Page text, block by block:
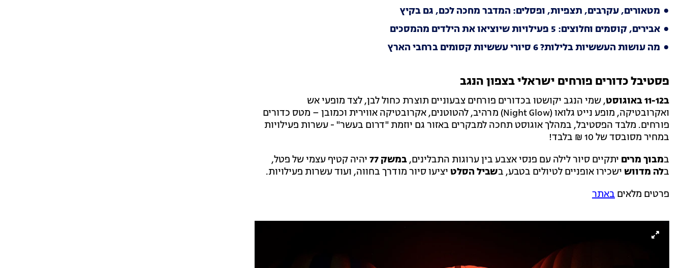
מטאורים, עקרבים, תצפיות, ופסלים: המדבר מחכה לכם, גם בקיץ
אבירים, קוסמים וחלוצים: 5 פעילויות שיוציאו את הילדים מהמסכים
מה עושות העששיות בלילות? 6 סיורי עששיות קסומים ברחבי הארץ
פסטיבל כדורים פורחים ישראלי בצפון הנגב
ב11-12 באוגוסט
, שמי הנגב יקושטו בכדורים פורחים צבעוניים תוצרת כחול לבן, לצד מופעי אש
ואקרובטיקה, מופע נייט גלואו (Night Glow) מרהיב, להטוטנים, אקרובטיקה אווירית וכמובן – מטס כדורים
פורחים. מלבד הפסטיבל, במהלך אוגוסט תחכה למבקרים באזור גם יוזמת "דרום בעשר" - עשרות פעילויות
במחיר מסובסד של 10 ₪ בלבד!
במבוך מרים יתקיים סיור לילה עם פנסי אצבע בין ערוגות התבלינים,במשק 77
יהיה קטיף עצמי של פטל,
בלה מדווש ישכירו אופניים לטיולים בטבע, בשביל הסלט יציעו סיור מודרך בחווה, ועוד עשרות פעילויות.
פרטים מלאים באתר